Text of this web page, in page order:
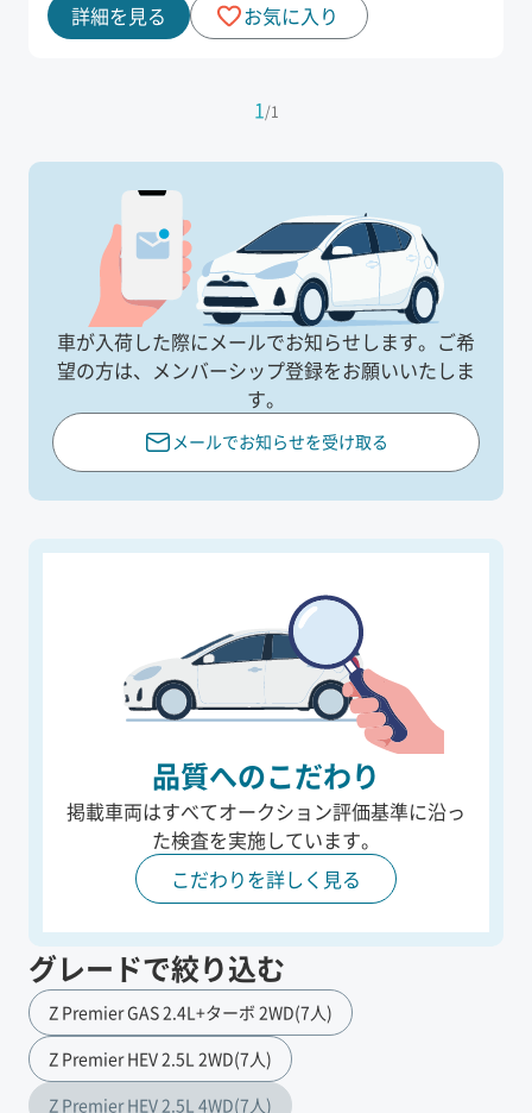
詳細を見る お気に入り
1/1
車が入荷した際にメールでお知らせします。 ご希
望の方は、メンバーシップ登録をお願いいたしま
す。
メールでお知らせを受け取る
品質へのこだわり
掲載車両はすべてオークション評価基準に沿っ
た検査を実施しています。
こだわりを詳しく見る
グレードで絞り込む
Z Premier GAS 2.4L+ターボ 2WD(7人)
Z Premier HEV 2.5L 2WD(7人)
Z Premier HEV 2.5L 4WD(7人)